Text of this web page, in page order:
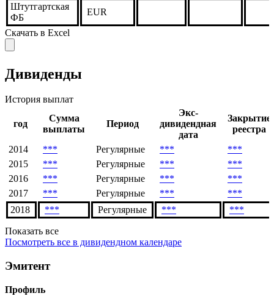
Штутгартская
ФБ
EUR
Скачать в Excel
Дивиденды
История выплат
год
Сумма
выплаты
Период
Экс-
дивидендная
дата
Закрытие
реестра
2014
*** Регулярные ***
***
2015
*** Регулярные ***
***
2016
*** Регулярные ***
***
2017
*** Регулярные ***
***
2018
*** Регулярные *** ***
Показать все
Посмотреть все в дивидендном календаре
Эмитент
Профиль